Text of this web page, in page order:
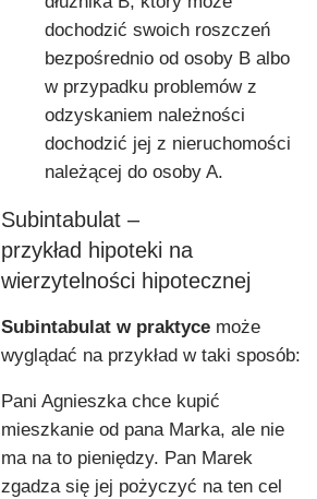
dochodzić swoich roszczeń
bezpośrednio od osoby B albo
w przypadku problemów z
odzyskaniem należności
dochodzić jej z nieruchomości
należącej do osoby A.
Subintabulat –
przykład hipoteki na
wierzytelności hipotecznej
Subintabulat w praktyce może
wyglądać na przykład w taki sposób:
Pani Agnieszka chce kupić
mieszkanie od pana Marka, ale nie
ma na to pieniędzy. Pan Marek
zgadza się jej pożyczyć na ten cel